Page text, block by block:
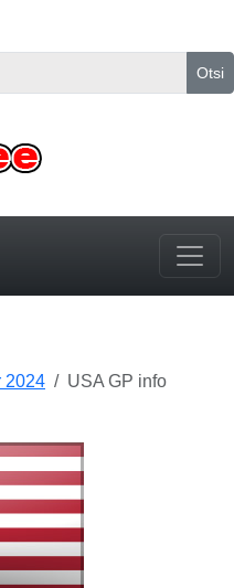
Otsi
2024 USA GP info